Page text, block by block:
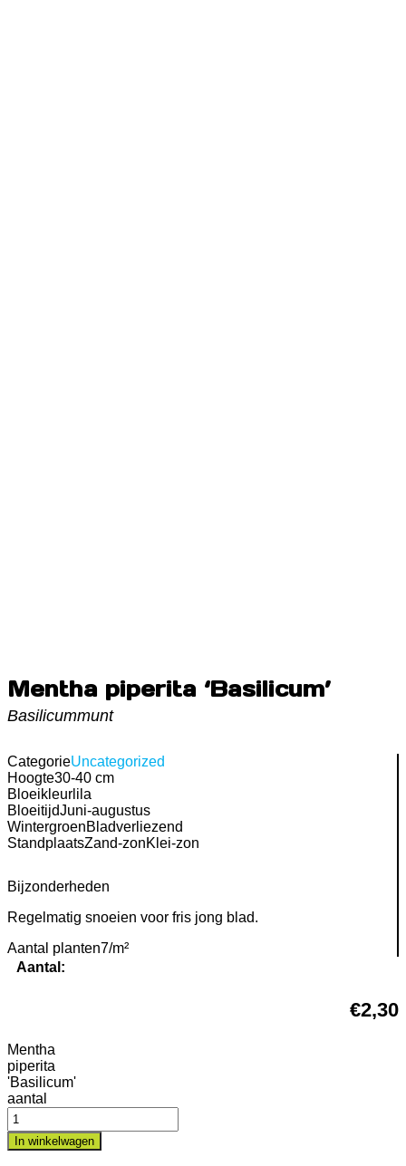
Mentha piperita ‘Basilicum’
Basilicummunt
CategorieUncategorized
Hoogte30-40 cm
Bloeikleur lila
BloeitijdJuni-augustus
WintergroenBladverliezend
StandplaatsZand-zonKlei-zon
Bijzonderheden
Regelmatig snoeien voor fris jong blad.
Aantal planten7/m²
Aantal:
€2,30
Mentha
piperita
'Basilicum'
aantal
In winkelwagen